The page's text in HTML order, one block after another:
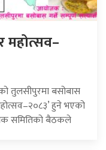
महोत्सव–
तुलसीपुरमा बसोबास
हुने भएको
समितिको बैठकले